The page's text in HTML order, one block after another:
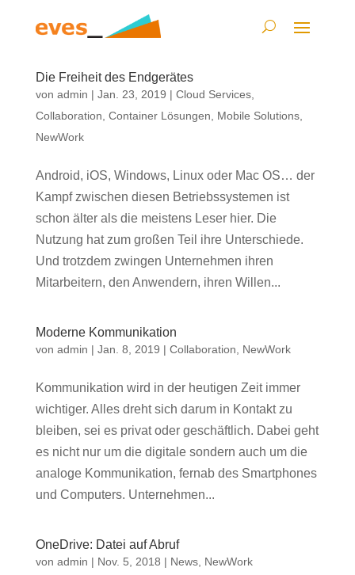
Die Freiheit des Endgerätes
von admin | Jan. 23, 2019 | Cloud Services,
Collaboration Container Lösungen Mobile Solutions,
NewWork
Android, iOS, Windows, Linux oder Mac OS… der
Kampf zwischen diesen Betriebssystemen ist
schon älter als die meistens Leser hier. Die
Nutzung hat zum großen Teil ihre Unterschiede.
Und trotzdem zwingen Unternehmen ihren
Mitarbeitern, den Anwendern, ihren Willen...
Moderne Kommunikation
von admin | Jan. 8, 2019 | Collaboration NewWork
Kommunikation wird in der heutigen Zeit immer
wichtiger. Alles dreht sich darum in Kontakt zu
bleiben, sei es privat oder geschäftlich. Dabei geht
es nicht nur um die digitale sondern auch um die
analoge Kommunikation, fernab des Smartphones
und Computers. Unternehmen...
OneDrive: Datei auf Abruf
von admin | Nov. 5, 2018 | News, NewWork